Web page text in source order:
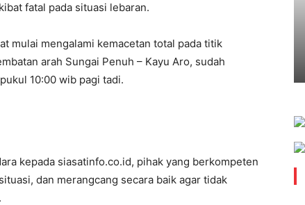
fatal pada situasi lebaran.
mulai mengalami kemacetan total pada titik
arah Sungai Penuh – Kayu Aro, sudah
10:00 wib pagi tadi.
kepada siasatinfo.co.id, pihak yang berkompeten
dan merangcang secara baik agar tidak